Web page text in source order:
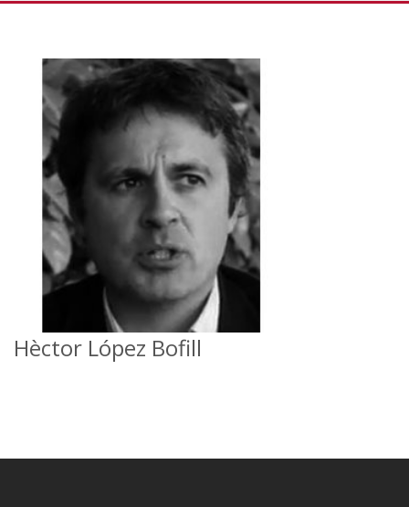
Hèctor López Bofill